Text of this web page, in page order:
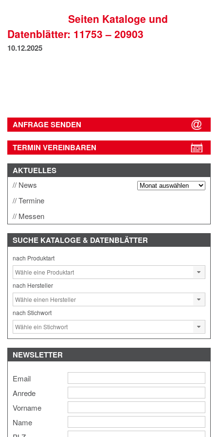
DATENSCHUTZSeiten Kataloge und
Datenblätter: 11753 – 20903
10.12.2025
ANFRAGE SENDEN
TERMIN VEREINBAREN
AKTUELLES
News
Termine
Messen
SUCHE KATALOGE & DATENBLÄTTER
nach Produktart
nach Hersteller
nach Stichwort
NEWSLETTER
Email
Anrede
Vorname
Name